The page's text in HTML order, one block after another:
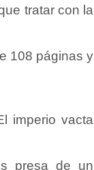
tratar con la
108 páginas y
imperio vacta
presa de un